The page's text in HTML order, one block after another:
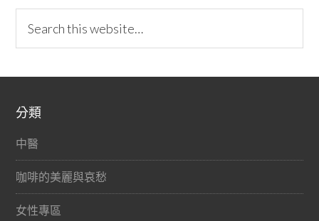
分類
中醫
咖啡的美麗與哀愁
女性專區